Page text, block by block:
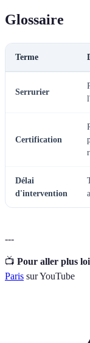
Glossaire
Terme
Serrurier
Certification
Délai
d'intervention
---
📺 Pour aller plus
Paris sur YouTube